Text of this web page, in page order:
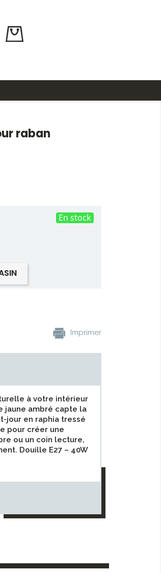
raban
En stock
Imprimer
à votre intérieur
jaune ambré capte la
jour en raphia tressé
pour créer une
ou un coin lecture,
Douille E27 – 40W